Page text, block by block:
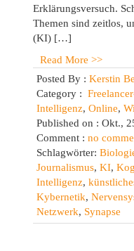
Erklärungsversuch.
Themen sind zeitlos,
(KI) […]
Read More >>
Posted By : Kerstin
Category :
Intelligenz, Online,
Published on : Okt.,
Comment : no
Schlagwörter:
Journalismus, KI,
Intelligenz,
Kybernetik,
Netzwerk, Synapse